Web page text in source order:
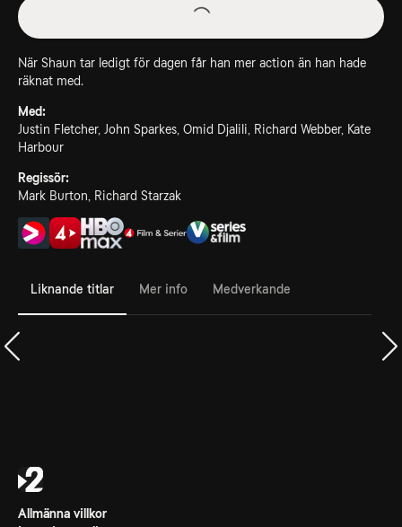
När Shaun tar ledigt för dagen får han mer action än han hade
räknat med.
Med:
Justin Fletcher, John Sparkes, Omid Djalili, Richard Webber, Kate
Harbour
Regissör:
Mark Burton, Richard Starzak
Liknande titlar Mer info Medverkande
Allmänna villkor